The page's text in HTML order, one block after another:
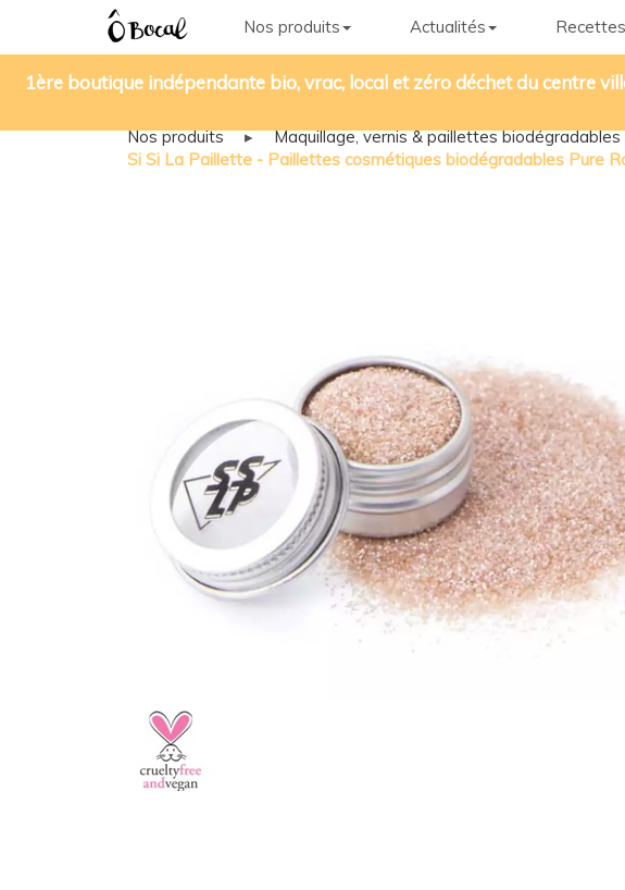
Nos produits Actualités
1ère boutique indépendante bio, vrac, local et zéro déchet du centre
Nos produits ▸ Maquillage, vernis & paillettes biodégradables
Si Si La Paillette - Paillettes cosmétiques biodégradables Pure